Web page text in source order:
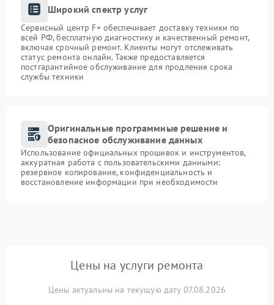
Широкий спектр услуг
Сервисный центр F+ обеспечивает доставку техники по
всей РФ, бесплатную диагностику и качественный ремонт,
включая срочный ремонт. Клиенты могут отслеживать
статус ремонта онлайн. Также предоставляется
постгарантийное обслуживание для продления срока
службы техники
Оригинальные программные решение и
безопасное обслуживание данных
Использование официальных прошивок и инструментов,
аккуратная работа с пользовательскими данными:
резервное копирование, конфиденциальность и
восстановление информации при необходимости
Цены на услуги ремонта
Цены актуальны на текущую дату 07.08.2026